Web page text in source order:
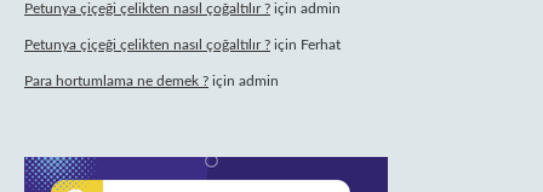
Petunya çiçeği çelikten nasıl çoğaltılır ? için admin
Petunya çiçeği çelikten nasıl çoğaltılır ? için Ferhat
Para hortumlama ne demek ? için admin